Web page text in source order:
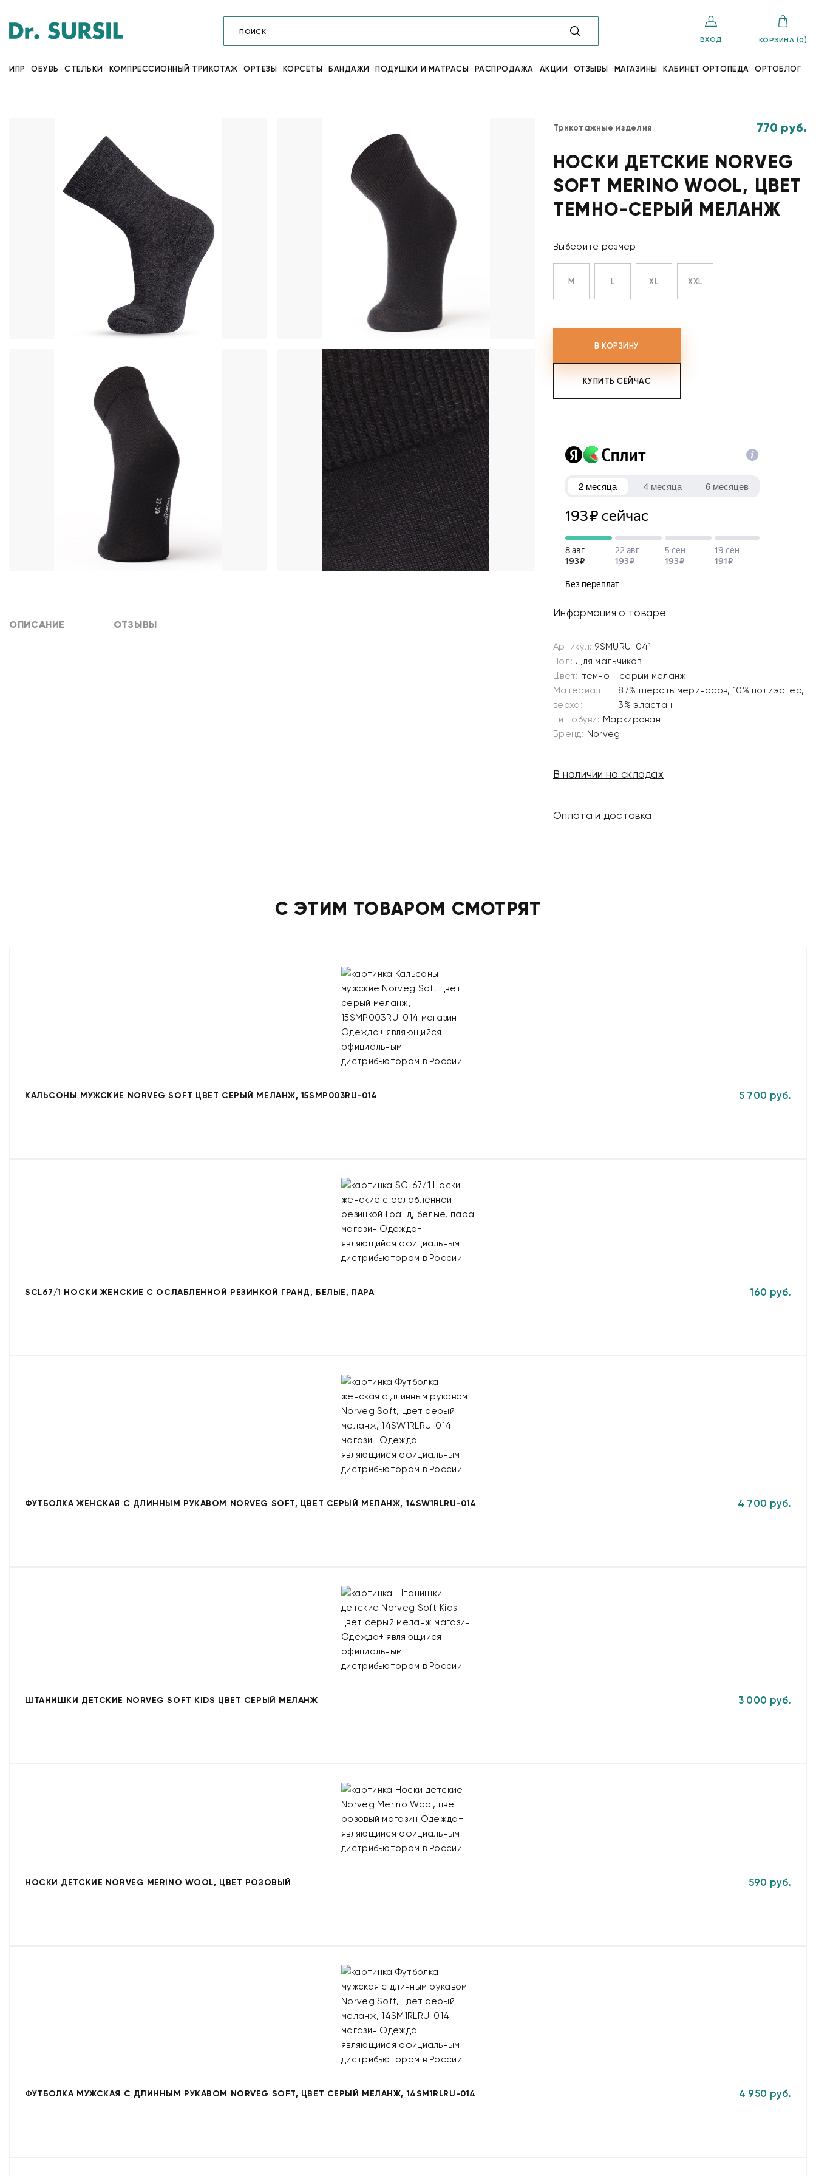
ВХОД КОРЗИНА (0)
ИПР ОБУВЬ СТЕЛЬКИ КОМПРЕССИОННЫЙ ТРИКОТАЖ ОРТЕЗЫ КОРСЕТЫ БАНДАЖИ ПОДУШКИ И МАТРАСЫ РАСПРОДАЖА АКЦИИ ОТЗЫВЫ МАГАЗИНЫ КАБИНЕТ ОРТОПЕДА ОРТОБЛОГ
ОПИСАНИЕ ОТЗЫВЫ
Трикотажные изделия 770 руб.
НОСКИ ДЕТСКИЕ NORVEG
SOFT MERINO WOOL, ЦВЕТ
ТЕМНО-СЕРЫЙ МЕЛАНЖ
Выберите размер
M L XL XXL
В КОРЗИНУ
КУПИТЬ СЕЙЧАС
Информация о товаре
Артикул: 9SMURU-041
Пол: Для мальчиков
Цвет: темно - серый меланж
Материал
верха:
87% шерсть мериносов, 10% полиэстер,
3% эластан
Тип обуви: Маркирован
Бренд: Norveg
В наличии на складах
Оплата и доставка
С ЭТИМ ТОВАРОМ СМОТРЯТ
КАЛЬСОНЫ МУЖСКИЕ NORVEG SOFT ЦВЕТ СЕРЫЙ МЕЛАНЖ, 15SMP003RU-014 5 700 руб.
SCL67/1 НОСКИ ЖЕНСКИЕ С ОСЛАБЛЕННОЙ РЕЗИНКОЙ ГРАНД, БЕЛЫЕ, ПАРА 160 руб.
ФУТБОЛКА ЖЕНСКАЯ С ДЛИННЫМ РУКАВОМ NORVEG SOFT, ЦВЕТ СЕРЫЙ МЕЛАНЖ, 14SW1RLRU-014 4 700 руб.
ШТАНИШКИ ДЕТСКИЕ NORVEG SOFT KIDS ЦВЕТ СЕРЫЙ МЕЛАНЖ 3 000 руб.
НОСКИ ДЕТСКИЕ NORVEG MERINO WOOL, ЦВЕТ РОЗОВЫЙ 590 руб.
ФУТБОЛКА МУЖСКАЯ С ДЛИННЫМ РУКАВОМ NORVEG SOFT, ЦВЕТ СЕРЫЙ МЕЛАНЖ, 14SM1RLRU-014 4 950 руб.